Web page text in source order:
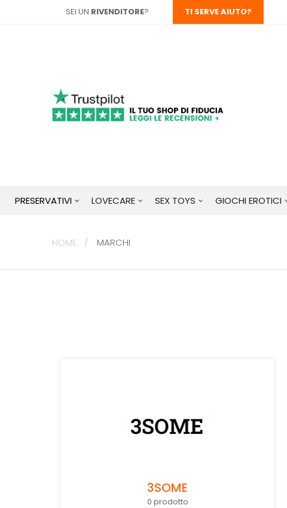
SEI UN RIVENDITORE? TI SERVE AIUTO?
PRESERVATIVI LOVECARE SEX TOYS GIOCHI EROTICI
HOME MARCHI
3SOME
0 prodotto